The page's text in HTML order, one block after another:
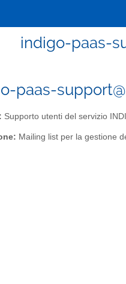
indigo-paas-
paas-
Supporto utenti del servizio
Mailing list per la gestione